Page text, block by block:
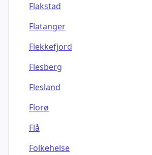
Flakstad
Flatanger
Flekkefjord
Flesberg
Flesland
Florø
Flå
Folkehelse